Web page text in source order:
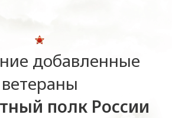
добавленные
ветераны
полк России